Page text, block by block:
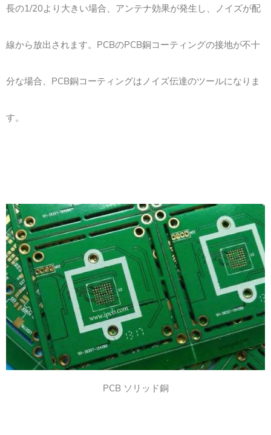
長の1/20より大きい場合、アンテナ効果が発生し、ノイズが配
線から放出されます。PCBのPCB銅コーティングの接地が不十
分な場合、PCB銅コーティングはノイズ伝達のツールになりま
す。
PCB ソリッド銅